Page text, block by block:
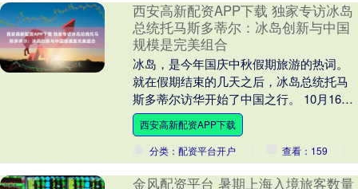
西安高新配资APP下载 独家专访冰岛
总统托马斯多蒂尔：冰岛创新与中国
规模是完美组合
冰岛，是今年国庆中秋假期旅游的热词。
就在假期结束的几天之后，冰岛总统托马
斯多蒂尔访华开始了中国之行。 10月16
日，托马斯多蒂尔在出席全球妇女峰会
后，在上海接受....
西安高新配资APP下载
分类：配资平台开户
查看：159
金风配资平台 暑期上海入境旅客数量